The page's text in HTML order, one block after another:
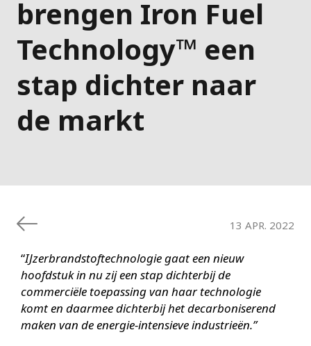
brengen Iron Fuel
Technology™ een
stap dichter naar
de markt
13 APR. 2022
“IJzerbrandstoftechnologie gaat een nieuw
hoofdstuk in nu zij een stap dichterbij de
commerciële toepassing van haar technologie
komt en daarmee dichterbij het decarboniserend
maken van de energie-intensieve industrieën.”